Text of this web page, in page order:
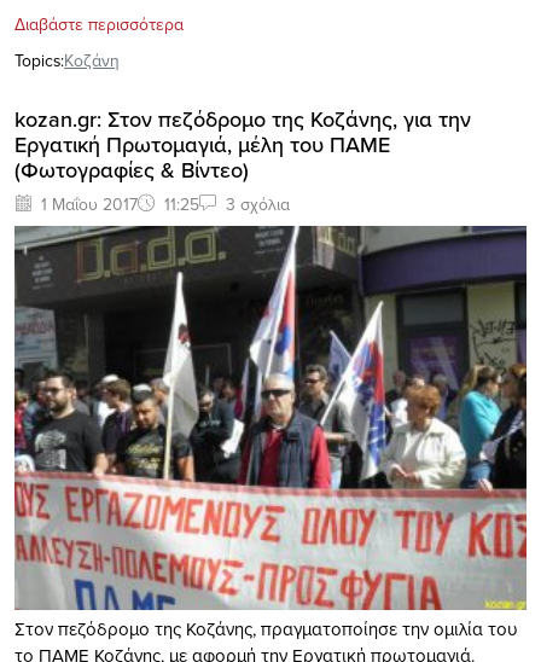
Διαβάστε περισσότερα
Topics:Κοζάνη
kozan.gr: Στον πεζόδρομο της Κοζάνης, για την
Εργατική Πρωτομαγιά, μέλη του ΠΑΜΕ
(Φωτογραφίες & Βίντεο)
1 Μαΐου 2017 11:25 3 σχόλια
Στον πεζόδρομο της Κοζάνης, πραγματοποίησε την ομιλία του
το ΠΑΜΕ Κοζάνης, με αφορμή την Εργατική πρωτομαγιά.